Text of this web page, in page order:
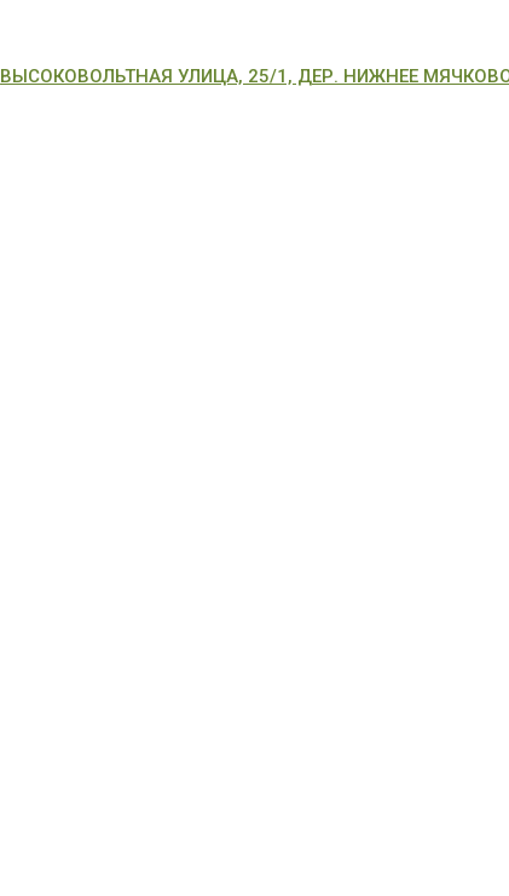
ВЫСОКОВОЛЬТНАЯ УЛИЦА, 25/1, ДЕР. НИЖНЕЕ